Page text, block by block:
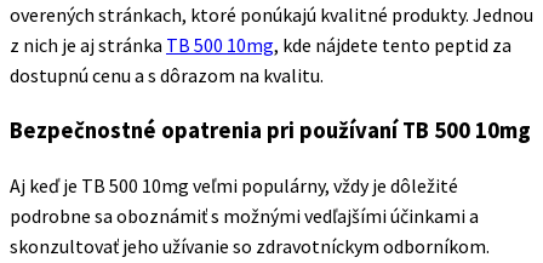
overených stránkach, ktoré ponúkajú kvalitné produkty. Jednou
z nich je aj stránka TB 500 10mg, kde nájdete tento peptid za
dostupnú cenu a s dôrazom na kvalitu.
Bezpečnostné opatrenia pri používaní TB 500 10mg
Aj keď je TB 500 10mg veľmi populárny, vždy je dôležité
podrobne sa oboznámiť s možnými vedľajšími účinkami a
skonzultovať jeho užívanie so zdravotníckym odborníkom.